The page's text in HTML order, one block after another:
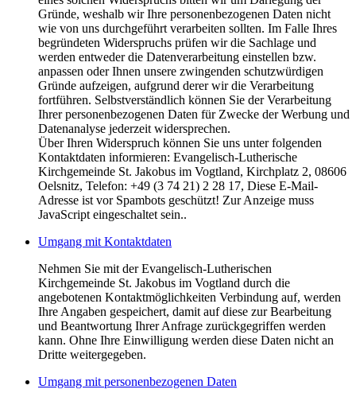
Gründe, weshalb wir Ihre personenbezogenen Daten nicht
wie von uns durchgeführt verarbeiten sollten. Im Falle Ihres
begründeten Widerspruchs prüfen wir die Sachlage und
werden entweder die Datenverarbeitung einstellen bzw.
anpassen oder Ihnen unsere zwingenden schutzwürdigen
Gründe aufzeigen, aufgrund derer wir die Verarbeitung
fortführen. Selbstverständlich können Sie der Verarbeitung
Ihrer personenbezogenen Daten für Zwecke der Werbung und
Datenanalyse jederzeit widersprechen.
Über Ihren Widerspruch können Sie uns unter folgenden
Kontaktdaten informieren: Evangelisch-Lutherische
Kirchgemeinde St. Jakobus im Vogtland, Kirchplatz 2, 08606
Oelsnitz, Telefon: +49 (3 74 21) 2 28 17, Diese E-Mail-
Adresse ist vor Spambots geschützt! Zur Anzeige muss
JavaScript eingeschaltet sein..
Umgang mit Kontaktdaten
Nehmen Sie mit der Evangelisch-Lutherischen
Kirchgemeinde St. Jakobus im Vogtland durch die
angebotenen Kontaktmöglichkeiten Verbindung auf, werden
Ihre Angaben gespeichert, damit auf diese zur Bearbeitung
und Beantwortung Ihrer Anfrage zurückgegriffen werden
kann. Ohne Ihre Einwilligung werden diese Daten nicht an
Dritte weitergegeben.
Umgang mit personenbezogenen Daten